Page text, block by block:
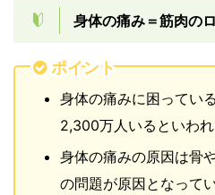
身体の痛み＝筋肉の
ポイント
身体の痛みに困ってい
2,300万人いるといわれ
身体の痛みの原因は骨
の問題が原因となってい